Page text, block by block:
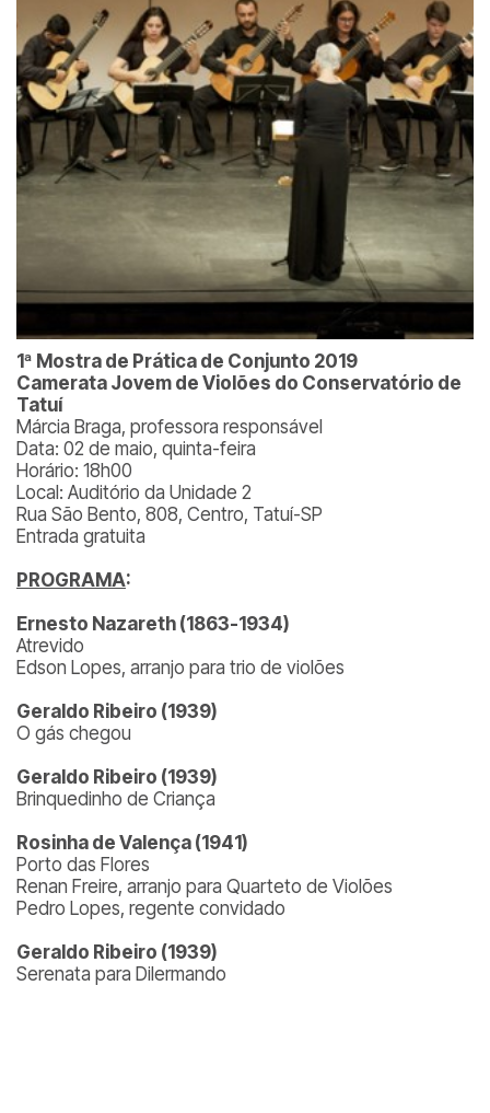
1ª Mostra de Prática de Conjunto 2019
Camerata Jovem de Violões do Conservatório de
Tatuí
Márcia Braga, professora responsável
Data: 02 de maio, quinta-feira
Horário: 18h00
Local: Auditório da Unidade 2
Rua São Bento, 808, Centro, Tatuí-SP
Entrada gratuita
PROGRAMA:
Ernesto Nazareth (1863-1934)
Atrevido
Edson Lopes, arranjo para trio de violões
Geraldo Ribeiro (1939)
O gás chegou
Geraldo Ribeiro (1939)
Brinquedinho de Criança
Rosinha de Valença (1941)
Porto das Flores
Renan Freire, arranjo para Quarteto de Violões
Pedro Lopes, regente convidado
Geraldo Ribeiro (1939)
Serenata para Dilermando